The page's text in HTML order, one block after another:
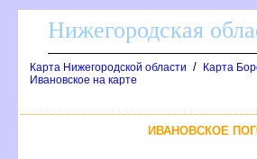
Нижегородская
Карта Нижегородской области /
Карта
Ивановское на карте
ИВАНОВСКОЕ